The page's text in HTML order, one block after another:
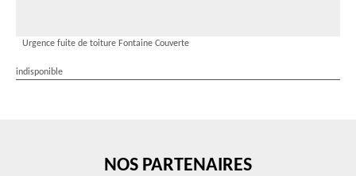
Urgence fuite de toiture Fontaine Couverte
indisponible
NOS PARTENAIRES